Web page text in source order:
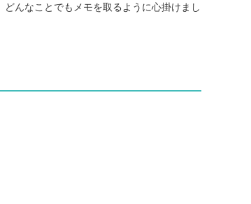
んなことでもメモを取るように心掛けまし